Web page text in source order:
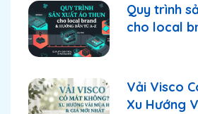
Quy trình
cho local
Vải Visco
Xu Hướng